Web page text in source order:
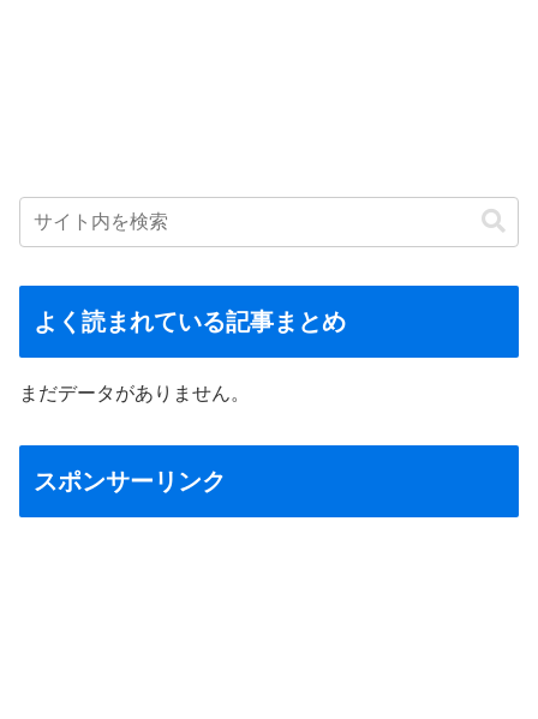
よく読まれている記事まとめ
まだデータがありません。
スポンサーリンク